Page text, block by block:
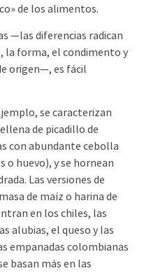
de los alimentos.
—las diferencias radican
la forma, el condimento y
origen—, es fácil
se caracterizan
de picadillo de
con abundante cebolla
o huevo), y se hornean
Las versiones de
de maíz o harina de
en los chiles, las
alubias, el queso y las
empanadas colombianas
basan más en las